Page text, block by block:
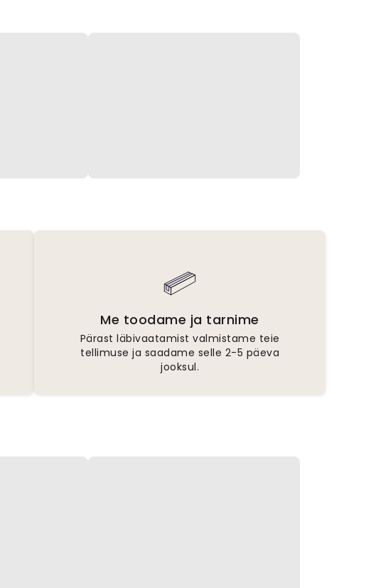
Me toodame ja tarnime
Pärast läbivaatamist valmistame teie
tellimuse ja saadame selle 2-5 päeva
jooksul.